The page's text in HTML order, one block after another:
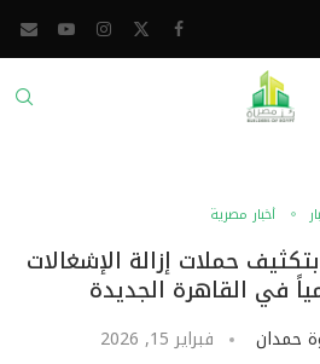
أخبار مصرية
حملات إزالة الإشغالات
في القاهرة الجديدة
حمدان فبراير 15, 2026